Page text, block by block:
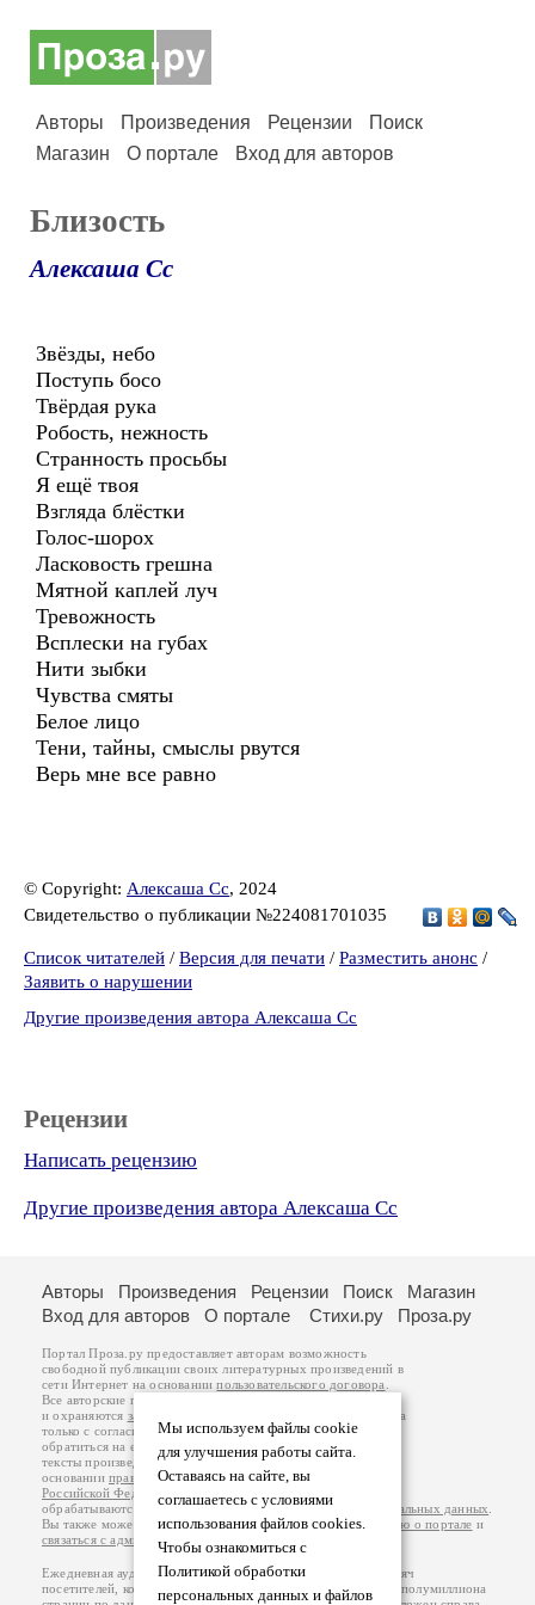
Авторы Произведения Рецензии
Поиск
Магазин
О портале Вход для авторов
Близость
Алексаша Сс
Звёзды, небо
Поступь босо
Твёрдая рука
Робость, нежность
Странность просьбы
Я ещё твоя
Взгляда блёстки
Голос-шорох
Ласковость грешна
Мятной каплей луч
Тревожность
Всплески на губах
Нити зыбки
Чувства смяты
Белое лицо
Тени, тайны, смыслы рвутся
Верь мне все равно
© Copyright: Алексаша Сс, 2024
Свидетельство о публикации №224081701035
Список читателей / Версия для печати / Разместить анонс /
Заявить о нарушении
Другие произведения автора Алексаша Сс
Рецензии
Написать рецензию
Другие произведения автора Алексаша Сс
Мы используем файлы cookie
для улучшения работы сайта.
Оставаясь на сайте, вы
соглашаетесь с условиями
использования файлов cookies.
Чтобы ознакомиться с
Политикой обработки
персональных данных и файлов
Авторы Произведения Рецензии Поиск
Магазин
Вход для авторов
О портале Стихи.ру Проза.ру
Портал Проза.ру предоставляет авторам возможность
свободной публикации своих литературных произведений в
сети Интернет на основаниипользовательского договора
Все авторские права на произведения принадлежат авторам
и охраняются законом
. Перепечатка произведений возможна
только с согласия его автора, к которому вы можете
обратиться на его авторской странице. Ответственность за
тексты произведений авторы несут самостоятельно на
основанииправил публикацииизаконодательства
Российской Федерации
обрабатываются на основанииПолитики обработки персональных данных
Вы также можете посмотреть более подробнуюинформацию о портале и
связаться с администрацией
Ежедневная аудитория портала Проза.ру – порядка 100 тысяч
посетителей, которые в общей сумме просматривают более полумиллиона